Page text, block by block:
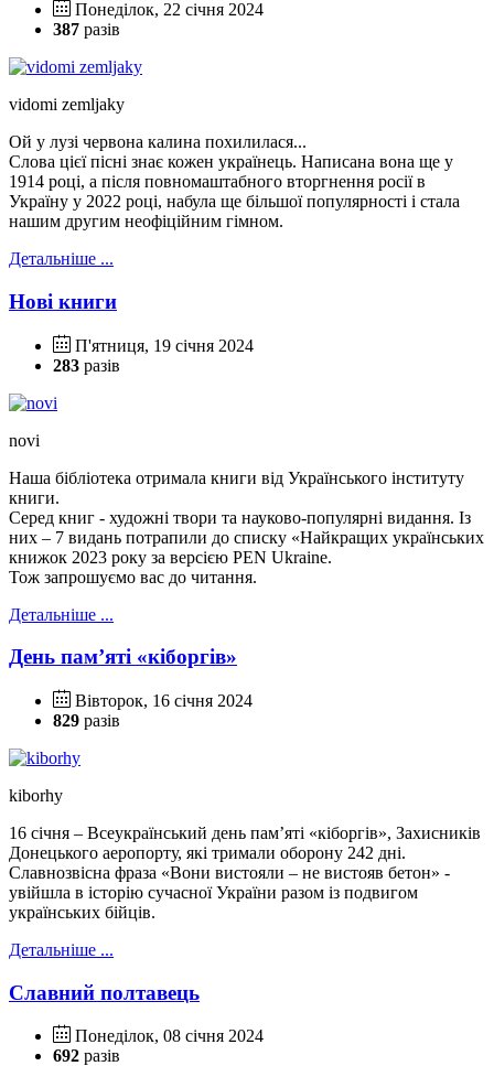
Понеділок, 22 січня 2024
387 разів
vidomi zemljaky
Ой у лузі червона калина похилилася...
Слова цієї пісні знає кожен українець. Написана вона ще у
1914 році, а після повномаштабного вторгнення росії в
Україну у 2022 році, набула ще більшої популярності і стала
нашим другим неофіційним гімном.
Детальніше ...
Нові книги
П'ятниця, 19 січня 2024
283 разів
novi
Наша бібліотека отримала книги від Українського інституту
книги.
Серед книг - художні твори та науково-популярні видання. Із
них – 7 видань потрапили до списку «Найкращих українських
книжок 2023 року за версією PEN Ukraine.
Тож запрошуємо вас до читання.
Детальніше ...
День пам’яті «кіборгів»
Вівторок, 16 січня 2024
829 разів
kiborhy
16 січня – Всеукраїнський день пам’яті «кіборгів», Захисників
Донецького аеропорту, які тримали оборону 242 дні.
Славнозвісна фраза «Вони вистояли – не вистояв бетон» -
увійшла в історію сучасної України разом із подвигом
українських бійців.
Детальніше ...
Славний полтавець
Понеділок, 08 січня 2024
692 разів